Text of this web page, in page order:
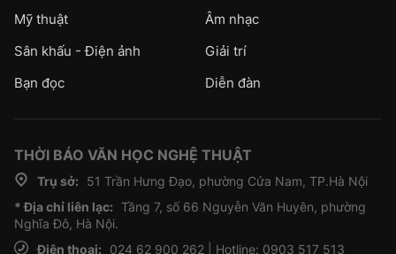
Mỹ thuật
Âm nhạc
Sân khấu - Điện ảnh
Giải trí
Bạn đọc
Diễn đàn
THỜI BÁO VĂN HỌC NGHỆ THUẬT
Trụ sở:
51 Trần Hưng Đạo, phường Cửa Nam, TP.Hà Nội
* Địa chỉ liên lạc: Tầng 7, số 66 Nguyễn Văn Huyên, phường
Nghĩa Đô, Hà Nội.
Điện thoại:
024 62 900 262 | Hotline: 0903 517 513